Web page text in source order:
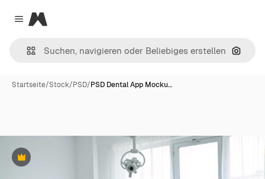
Close menu
Magnific
Nach
Startseite/Stock/PSD/PSD Dental App Mocku…
Premium